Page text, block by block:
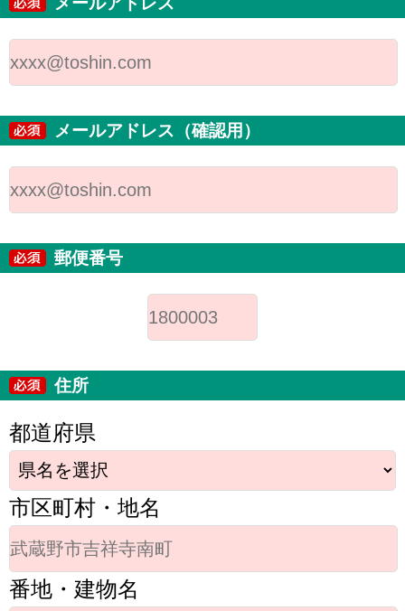
メールアドレス（確認用）
郵便番号
住所
都道府県
市区町村・地名
番地・建物名